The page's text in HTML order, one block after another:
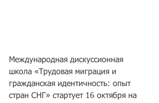
Международная дискуссионная
школа «Трудовая миграция и
гражданская идентичность: опыт
стран СНГ» стартует 16 октября на